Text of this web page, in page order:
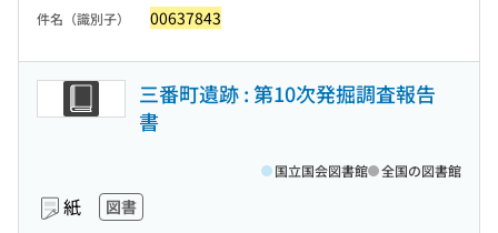
件名（識別子） 00637843
三番町遺跡 : 第10次発掘調査報告
書
紙 図書
国立国会図書館 全国の図書館